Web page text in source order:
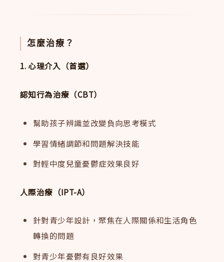
怎麼治療？
1. 心理介入（首選）
認知行為治療（CBT）
幫助孩子辨識並改變負向思考模式
學習情緒調節和問題解決技能
對輕中度兒童憂鬱症效果良好
人際治療（IPT-A）
針對青少年設計，聚焦在人際關係和生活角色
轉換的問題
對青少年憂鬱有良好效果